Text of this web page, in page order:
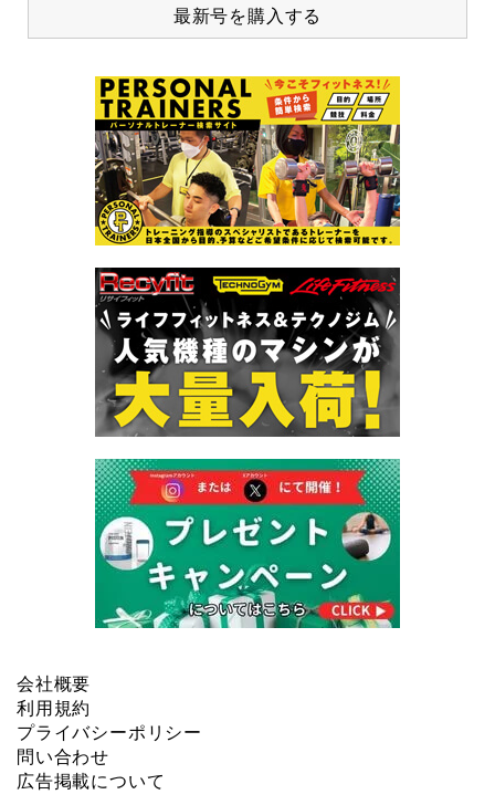
最新号を購入する
会社概要
利用規約
プライバシーポリシー
問い合わせ
広告掲載について